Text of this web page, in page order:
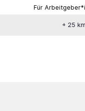
Für
+ 25 km